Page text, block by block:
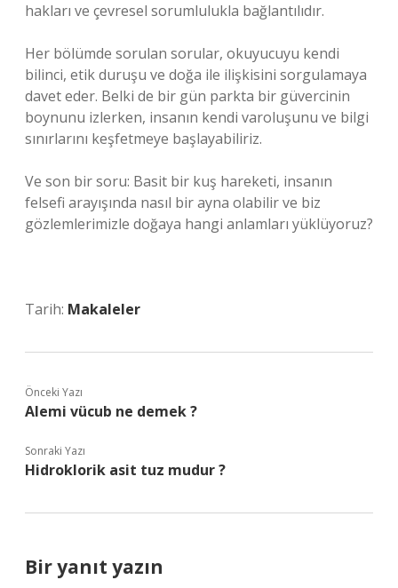
hakları ve çevresel sorumlulukla bağlantılıdır.
Her bölümde sorulan sorular, okuyucuyu kendi
bilinci, etik duruşu ve doğa ile ilişkisini sorgulamaya
davet eder. Belki de bir gün parkta bir güvercinin
boynunu izlerken, insanın kendi varoluşunu ve bilgi
sınırlarını keşfetmeye başlayabiliriz.
Ve son bir soru: Basit bir kuş hareketi, insanın
felsefi arayışında nasıl bir ayna olabilir ve biz
gözlemlerimizle doğaya hangi anlamları yüklüyoruz?
Tarih: Makaleler
Önceki Yazı
Alemi vücub ne demek ?
Sonraki Yazı
Hidroklorik asit tuz mudur ?
Bir yanıt yazın